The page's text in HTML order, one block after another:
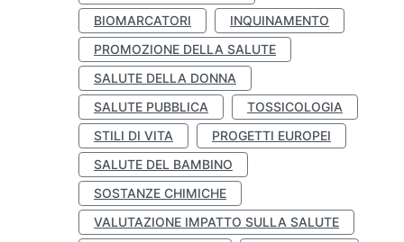
BIOMARCATORI
INQUINAMENTO
PROMOZIONE DELLA SALUTE
SALUTE DELLA DONNA
SALUTE PUBBLICA
TOSSICOLOGIA
STILI DI VITA
PROGETTI EUROPEI
SALUTE DEL BAMBINO
SOSTANZE CHIMICHE
VALUTAZIONE IMPATTO SULLA SALUTE